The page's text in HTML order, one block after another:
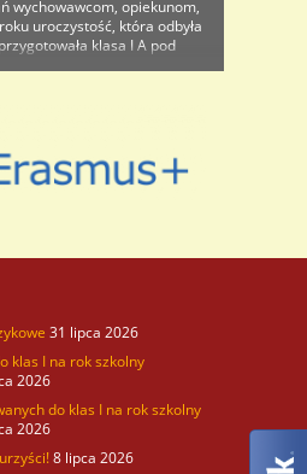
wychowawcom, opiekunom,
uroczystość, która odbyła
klasa I A pod
tym pedagogom,
31 lipca 2026
klas I na rok szkolny
2026
do klas I na rok szkolny
2026
8 lipca 2026